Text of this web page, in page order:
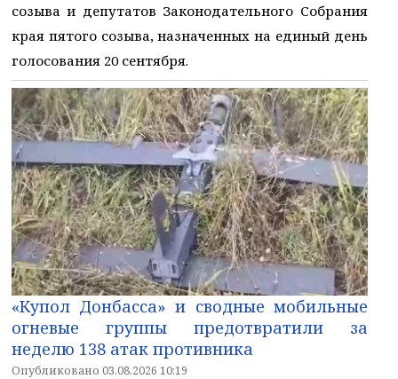
созыва и депутатов Законодательного Собрания
края пятого созыва, назначенных на единый день
голосования 20 сентября.
«Купол Донбасса» и сводные мобильные
огневые группы предотвратили за
неделю 138 атак противника
Опубликовано 03.08.2026 10:19